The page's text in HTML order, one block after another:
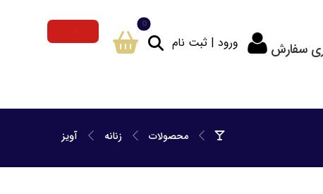
سفارش ورود | ثبت نام
محصولات زنانه آویز